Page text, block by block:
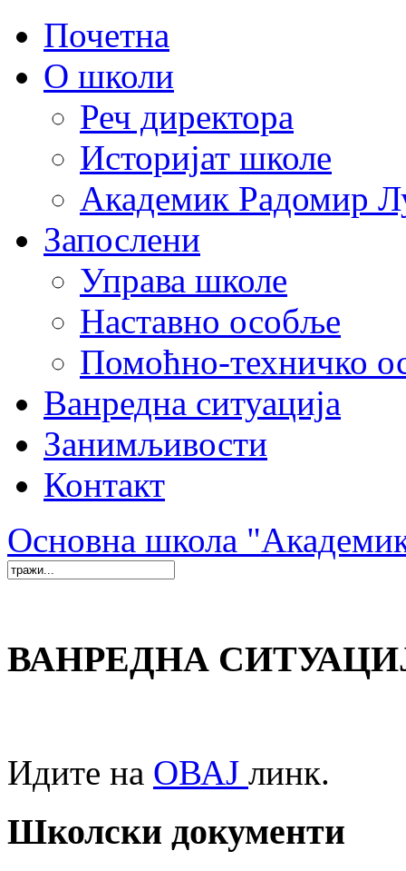
Почетна
О школи
Реч директора
Историјат школе
Академик Радомир
Запослени
Управа школе
Наставно особље
Помоћно-техничко
Ванредна ситуација
Занимљивости
Контакт
Основна школа
ВАНРЕДНА
Идите на ОВАЈ линк.
Школски документи